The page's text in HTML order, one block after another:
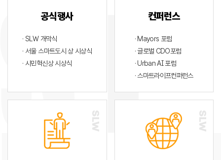
공식행사
· SLW 개막식
· 서울 스마트도시 상 시상식
· 시민혁신상 시상식
컨퍼런스
· Mayors 포럼
· 글로벌 CDO포럼
· Urban AI 포럼
· 스마트라이프컨퍼런스